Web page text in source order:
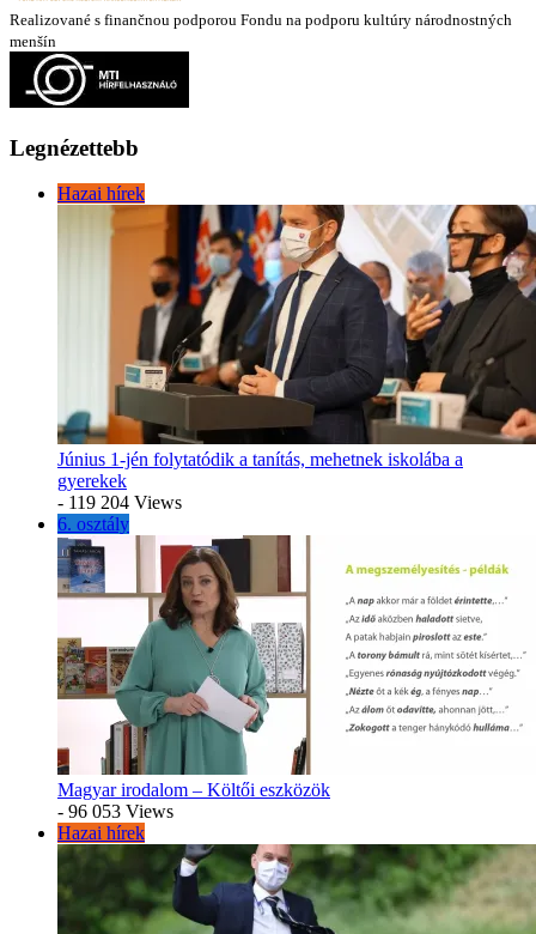
Realizované s finančnou podporou Fondu na podporu kultúry národnostných
menšín
Legnézettebb
Hazai hírek
Június 1-jén folytatódik a tanítás, mehetnek iskolába a
gyerekek
- 119 204 Views
6. osztály
Magyar irodalom – Költői eszközök
- 96 053 Views
Hazai hírek